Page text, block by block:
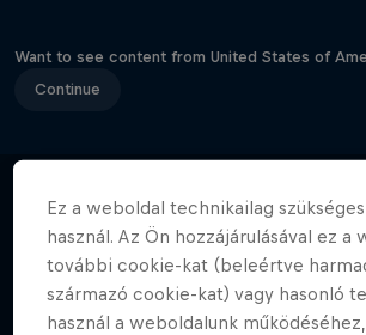
Want to see content from United States of
Continue
Ez a weboldal technikailag
használ. Az Ön hozzájárulásával ez a
további cookie-kat (beleértve
származó cookie-kat) vagy hasonló
használ a weboldalunk működéséhez,